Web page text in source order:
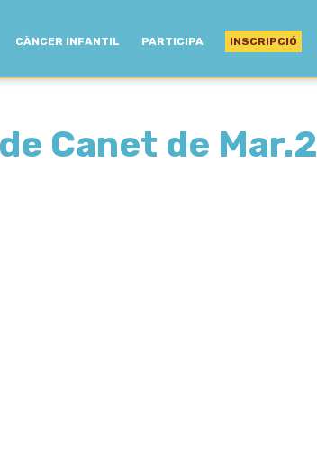
CÀNCER INFANTIL PARTICIPA INSCRIPCIÓ
Canet de Mar.2